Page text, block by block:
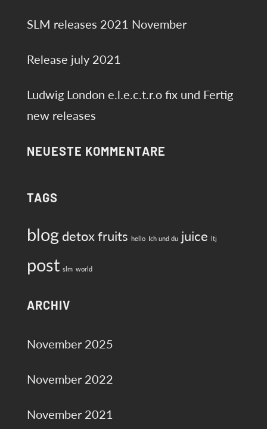
SLM releases 2021 November
Release july 2021
Ludwig London e.l.e.c.t.r.o fix und Fertig
new releases
NEUESTE KOMMENTARE
TAGS
blog detoxfruits hello Ich und du juice ltj
post slm world
ARCHIV
November 2025
November 2022
November 2021